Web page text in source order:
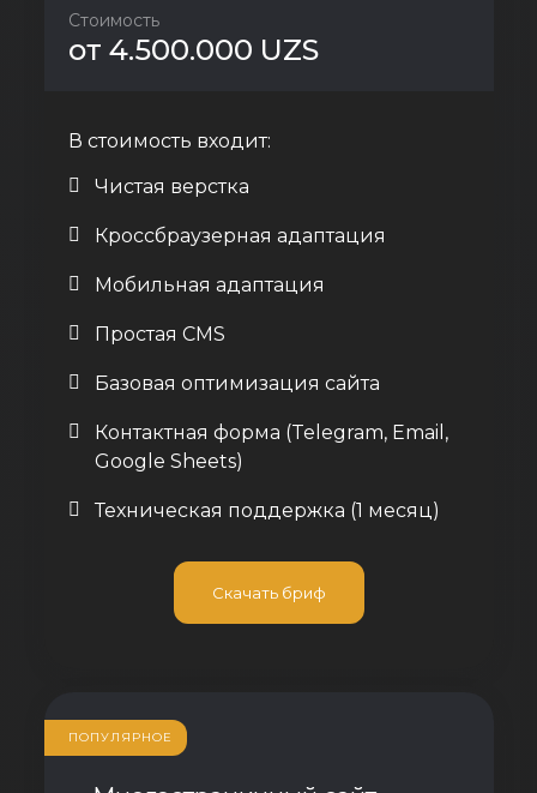
от 4.500.000 UZS
Стоимость
В стоимость входит:
Чистая верстка
Кроссбраузерная адаптация
Мобильная адаптация
Простая CMS
Базовая оптимизация сайта
Контактная форма (Telegram, Email,
Google Sheets)
Техническая поддержка (1 месяц)
Скачать бриф
ПОПУЛЯРНОЕ